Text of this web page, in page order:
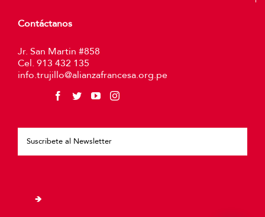
Contáctanos
Jr. San Martin #858
Cel. 913 432 135
info.trujillo@alianzafrancesa.org.pe